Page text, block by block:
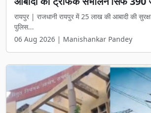
रायपुर | राजधानी रायपुर में 25 लाख की आबादी की
पुलिस...
06 Aug 2026 | Manishankar Pandey